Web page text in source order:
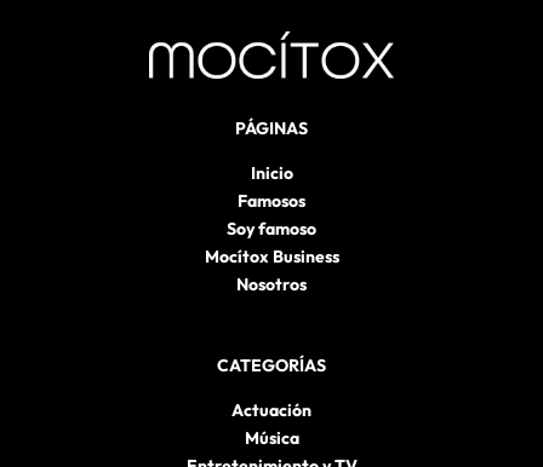
PÁGINAS
Inicio
Famosos
Soy famoso
Mocítox Business
Nosotros
CATEGORÍAS
Actuación
Música